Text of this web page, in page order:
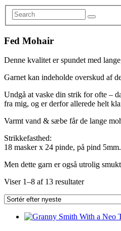
Fed Mohair
Denne kvalitet er spundet med
Garnet kan indeholde overskud af
Undgå at vaske din strik for ofte –
fra mig, og er derfor allerede helt
Varmt vand & sæbe får de lange
Strikkefasthed:
18 masker x 24 pinde, på pind 5mm.
Men dette garn er også utrolig
Viser 1–8 af 13 resultaterSorteret